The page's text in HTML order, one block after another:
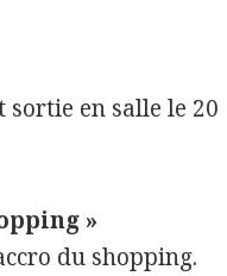
sortie en salle le 20
»
du shopping.